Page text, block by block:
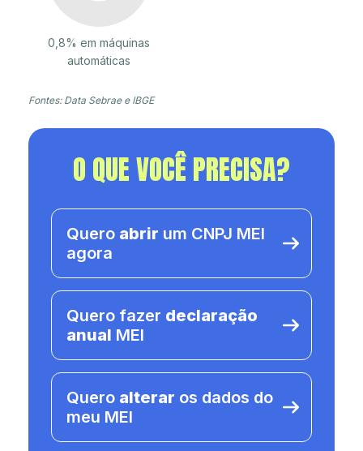
0,8% em máquinas
automáticas
Fontes: Data Sebrae e IBGE
O QUE VOCÊ PRECISA?
Quero abrir um CNPJ MEI
agora
Quero fazer declaração
anual MEI
Quero alterar os dados do
meu MEI